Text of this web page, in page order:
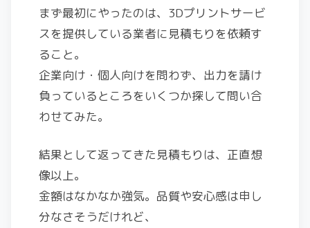
まず最初にやったのは、3Dプリントサービ
スを提供している業者に見積もりを依頼す
ること。
企業向け・個人向けを問わず、出力を請け
負っているところをいくつか探して問い合
わせてみた。
結果として返ってきた見積もりは、正直想
像以上。
金額はなかなか強気。品質や安心感は申し
分なさそうだけれど、